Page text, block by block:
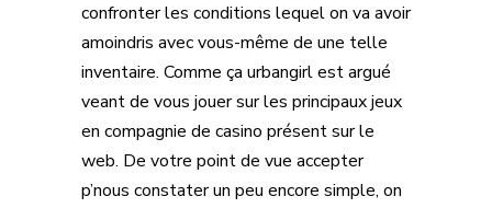
confronter les conditions lequel on va avoir
amoindris avec vous-même de une telle
inventaire. Comme ça urbangirl est argué
veant de vous jouer sur les principaux jeux
en compagnie de casino présent sur le
web. De votre point de vue accepter
p’nous constater un peu encore simple, on